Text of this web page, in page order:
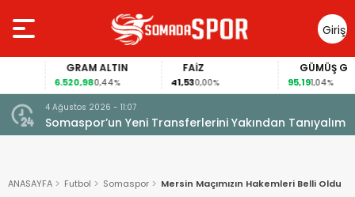
Giriş
Yap
GRAM ALTIN
6.520,980,44%
FAİZ
41,530,00%
GÜMÜŞ GRAM
95,191,04%
4 Ağustos 2026 - 11:07
Somaspor’un Yeni Transferlerini Yakından Tanıyalım
ANASAYFA Futbol Somaspor Mersin Maçımızın Hakemleri Belli Oldu